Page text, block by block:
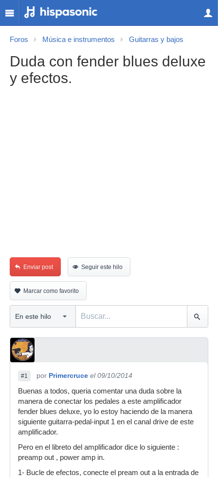
Foros Música e instrumentos Guitarras y bajos
Duda con fender blues deluxe
y efectos.
Enviar post Seguir este hilo
Marcar como favorito
#1 por Primercruce el 09/10/2014
Buenas a todos, queria comentar una duda sobre la
manera de conectar los pedales a este amplificador
fender blues deluxe, yo lo estoy haciendo de la manera
siguiente guitarra-pedal-input 1 en el canal drive de este
amplificador.
Pero en el libreto del amplificador dice lo siguiente :
preamp out , power amp in.
1- Bucle de efectos, conecte el pream out a la entrada de